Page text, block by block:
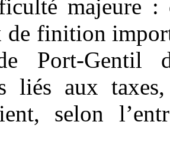
majeure :
de finition
Port-Gentil
liés aux
selon